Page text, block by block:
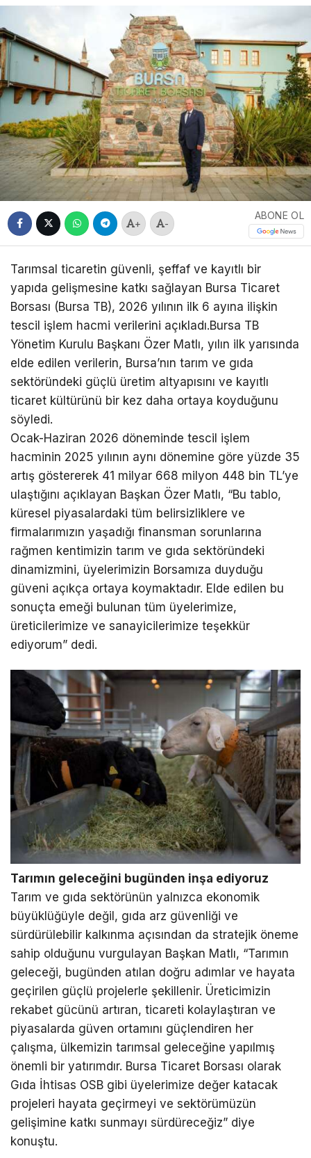
+ -
ABONE OL
Tarımsal ticaretin güvenli, şeffaf ve kayıtlı bir
yapıda gelişmesine katkı sağlayan Bursa Ticaret
Borsası (Bursa TB), 2026 yılının ilk 6 ayına ilişkin
tescil işlem hacmi verilerini açıkladı.Bursa TB
Yönetim Kurulu Başkanı Özer Matlı, yılın ilk yarısında
elde edilen verilerin, Bursa’nın tarım ve gıda
sektöründeki güçlü üretim altyapısını ve kayıtlı
ticaret kültürünü bir kez daha ortaya koyduğunu
söyledi.
Ocak-Haziran 2026 döneminde tescil işlem
hacminin 2025 yılının aynı dönemine göre yüzde 35
artış göstererek 41 milyar 668 milyon 448 bin TL’ye
ulaştığını açıklayan Başkan Özer Matlı, “Bu tablo,
küresel piyasalardaki tüm belirsizliklere ve
firmalarımızın yaşadığı finansman sorunlarına
rağmen kentimizin tarım ve gıda sektöründeki
dinamizmini, üyelerimizin Borsamıza duyduğu
güveni açıkça ortaya koymaktadır. Elde edilen bu
sonuçta emeği bulunan tüm üyelerimize,
üreticilerimize ve sanayicilerimize teşekkür
ediyorum” dedi.
Tarımın geleceğini bugünden inşa ediyoruz
Tarım ve gıda sektörünün yalnızca ekonomik
büyüklüğüyle değil, gıda arz güvenliği ve
sürdürülebilir kalkınma açısından da stratejik öneme
sahip olduğunu vurgulayan Başkan Matlı, “Tarımın
geleceği, bugünden atılan doğru adımlar ve hayata
geçirilen güçlü projelerle şekillenir. Üreticimizin
rekabet gücünü artıran, ticareti kolaylaştıran ve
piyasalarda güven ortamını güçlendiren her
çalışma, ülkemizin tarımsal geleceğine yapılmış
önemli bir yatırımdır. Bursa Ticaret Borsası olarak
Gıda İhtisas OSB gibi üyelerimize değer katacak
projeleri hayata geçirmeyi ve sektörümüzün
gelişimine katkı sunmayı sürdüreceğiz” diye
konuştu.